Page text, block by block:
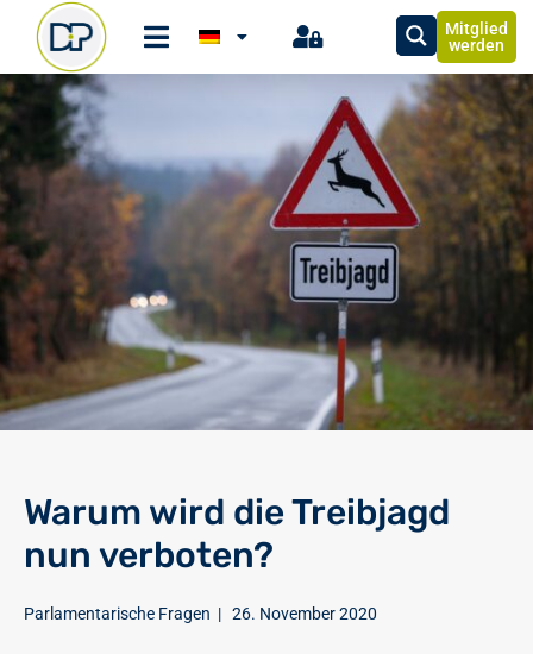
Mitglied
werden
Warum wird die Treibjagd
nun verboten?
Parlamentarische Fragen | 26. November 2020